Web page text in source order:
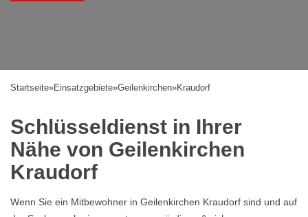
Startseite»Einsatzgebiete»Geilenkirchen»Kraudorf
Schlüsseldienst in Ihrer
Nähe von Geilenkirchen
Kraudorf
Wenn Sie ein Mitbewohner in Geilenkirchen Kraudorf sind und auf